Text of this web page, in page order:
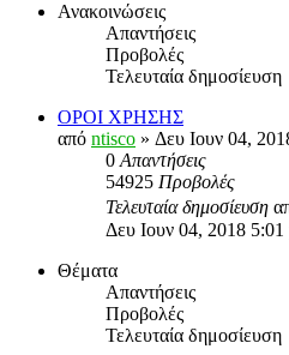
Ανακοινώσεις
Απαντήσεις
Προβολές
Τελευταία δημοσίευση
ΟΡΟΙ ΧΡΗΣΗΣ
από ntisco » Δευ Ιουν 04,
0 Απαντήσεις
54925 Προβολές
Τελευταία δημοσίευση
Δευ Ιουν 04, 2018 5:01
Θέματα
Απαντήσεις
Προβολές
Τελευταία δημοσίευση